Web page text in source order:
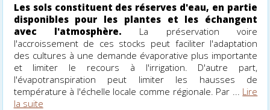
Les sols constituent des réserves d'eau, en partie
disponibles pour les plantes et les échangent
avec l'atmosphère. La préservation voire
l'accroissement de ces stocks peut faciliter l'adaptation
des cultures à une demande évaporative plus importante
et limiter le recours à l'irrigation. D'autre part,
l'évapotranspiration peut limiter les hausses de
température à l'échelle locale comme régionale. Par ... Lire
la suite